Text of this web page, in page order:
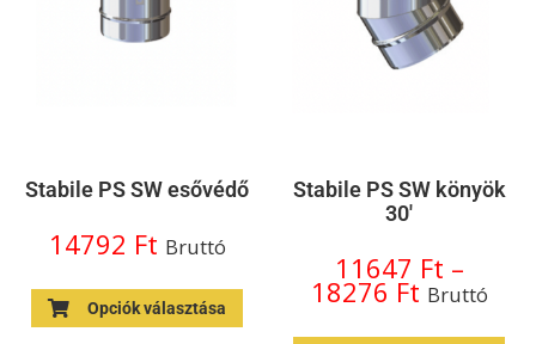
Stabile PS SW esővédő
14792 Ft Bruttó
Opciók választása
Stabile PS SW könyök
30'
11647 Ft –
18276 Ft Bruttó